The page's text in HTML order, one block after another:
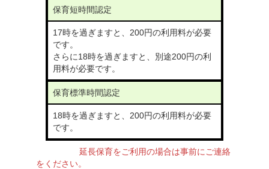
保育短時間認定
17時を過ぎますと、200円の利用料が必要
です。
さらに18時を過ぎますと、別途200円の利
用料が必要です。
保育標準時間認定
18時を過ぎますと、200円の利用料が必要
です。
延長保育をご利用の場合は事前にご連絡
をください。